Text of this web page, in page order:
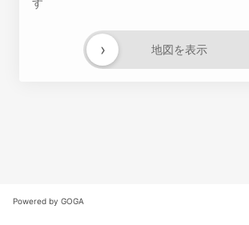
す
地図を表示
›
Powered by GOGA